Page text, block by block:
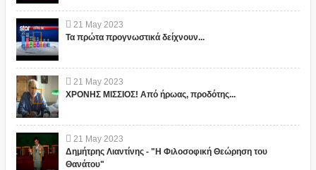
21 May 2023
Τα πρώτα προγνωστικά δείχνουν...
21 May 2023
ΧΡΟΝΗΣ ΜΙΣΣΙΟΣ! Από ήρωας, προδότης...
21 May 2023
Δημήτρης Λιαντίνης - "Η Φιλοσοφική Θεώρηση του
Θανάτου"